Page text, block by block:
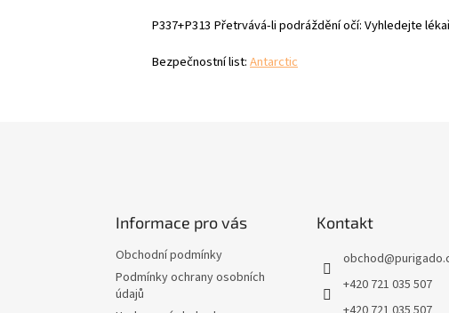
P337+P313 Přetrvává-li podráždění očí: Vyhledejte
Bezpečnostní list:Antarctic
Informace pro vás
Obchodní podmínky
Podmínky ochrany osobních
údajů
Kontakt
obchod@
+420 721 035 507